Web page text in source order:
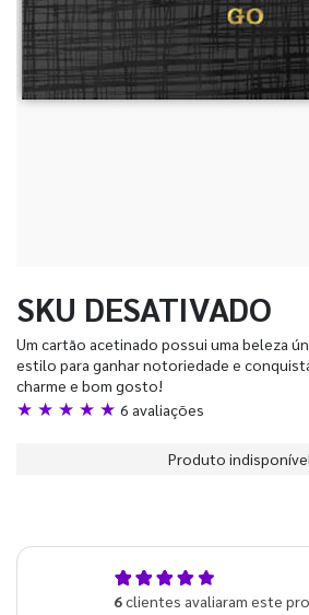
SKU DESATIVADO
Um cartão acetinado possui uma beleza
estilo para ganhar notoriedade e
charme e bom gosto!
★ ★ ★ ★ ★ 6 avaliações
Produto indisponível
6clientes avaliaram este